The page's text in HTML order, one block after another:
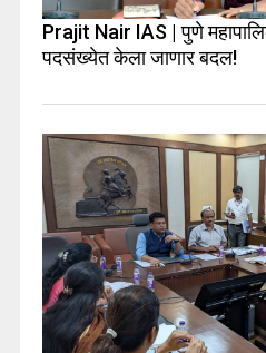
Prajit Nair IAS | पुणे
पदसंख्येत केला जाणार बदल!